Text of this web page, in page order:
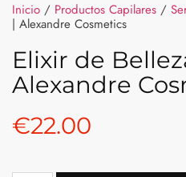
Inicio / Productos Capilares /
| Alexandre Cosmetics
Elixir de
Alexandre
€22.00